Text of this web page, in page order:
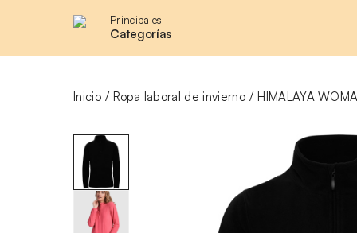
Principales
Categorías
Inicio Ropa laboral de invierno HIMALAYA